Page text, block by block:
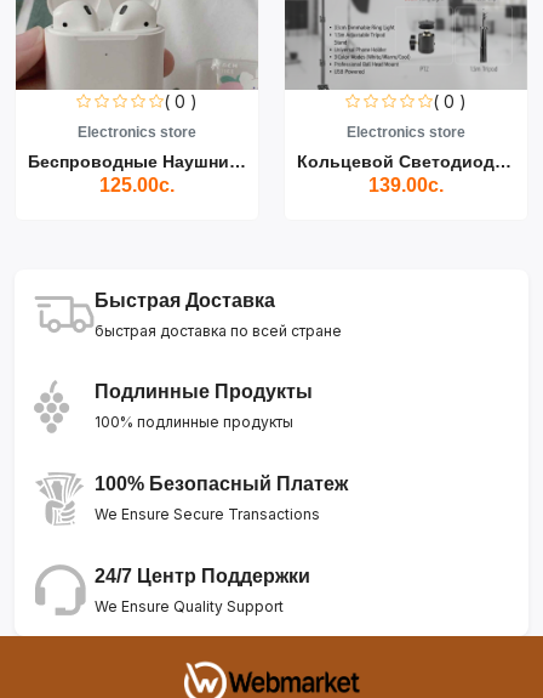
( 0 )
Electronics store
Беспроводные Наушники Air...
125.00с.
( 0 )
Electronics store
Кольцевой Светодиодный Св...
139.00с.
Быстрая Доставка
быстрая доставка по всей стране
Подлинные Продукты
100% подлинные продукты
100% Безопасный Платеж
We Ensure Secure Transactions
24/7 Центр Поддержки
We Ensure Quality Support